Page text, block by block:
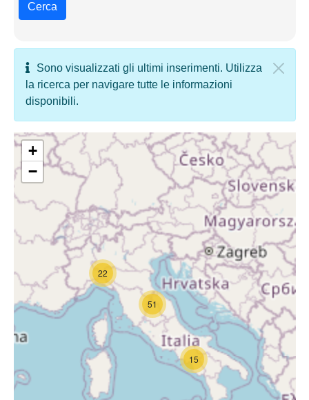
Cerca
Sono visualizzati gli ultimi inserimenti. Utilizza
la ricerca per navigare tutte le informazioni
disponibili.
15
22
51
+
−